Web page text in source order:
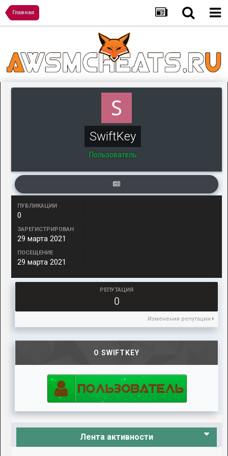
Главная
SwiftKey
Пользователь
ПУБЛИКАЦИИ
0
ЗАРЕГИСТРИРОВАН
29 марта 2021
ПОСЕЩЕНИЕ
29 марта 2021
РЕПУТАЦИЯ
0
Изменения репутации
О SWIFTKEY
Лента активности